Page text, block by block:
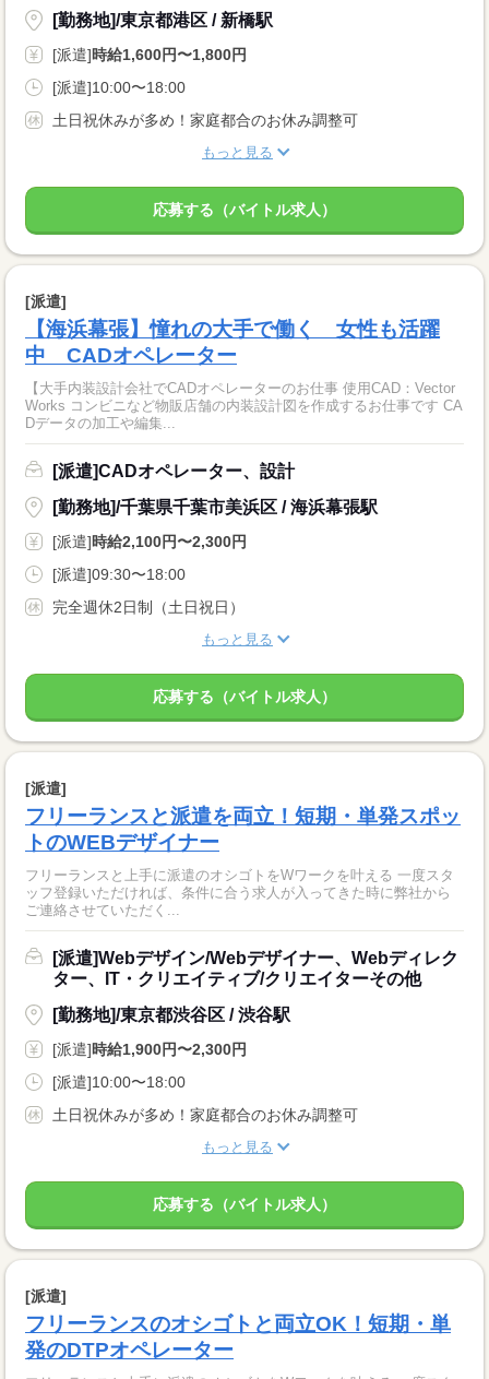
[勤務地]/東京都港区 / 新橋駅
[派遣]時給1,600円〜1,800円
[派遣]10:00〜18:00
土日祝休みが多め！家庭都合のお休み調整可
もっと見る
応募する（バイトル求人）
[派遣]
【海浜幕張】憧れの大手で働く 女性も活躍
中 CADオペレーター
【大手内装設計会社でCADオペレーターのお仕事 使用CAD：Vector
Works コンビニなど物販店舗の内装設計図を作成するお仕事です CA
Dデータの加工や編集...
[派遣]CADオペレーター、設計
[勤務地]/千葉県千葉市美浜区 / 海浜幕張駅
[派遣]時給2,100円〜2,300円
[派遣]09:30〜18:00
完全週休2日制（土日祝日）
もっと見る
応募する（バイトル求人）
[派遣]
フリーランスと派遣を両立！短期・単発スポッ
トのWEBデザイナー
フリーランスと上手に派遣のオシゴトをWワークを叶える 一度スタ
ッフ登録いただければ、条件に合う求人が入ってきた時に弊社から
ご連絡させていただく...
[派遣]Webデザイン/Webデザイナー、Webディレク
ター、IT・クリエイティブ/クリエイターその他
[勤務地]/東京都渋谷区 / 渋谷駅
[派遣]時給1,900円〜2,300円
[派遣]10:00〜18:00
土日祝休みが多め！家庭都合のお休み調整可
もっと見る
応募する（バイトル求人）
[派遣]
フリーランスのオシゴトと両立OK！短期・単
発のDTPオペレーター